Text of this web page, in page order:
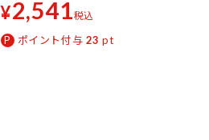
¥2,541税込
ポイント付与 23 pt